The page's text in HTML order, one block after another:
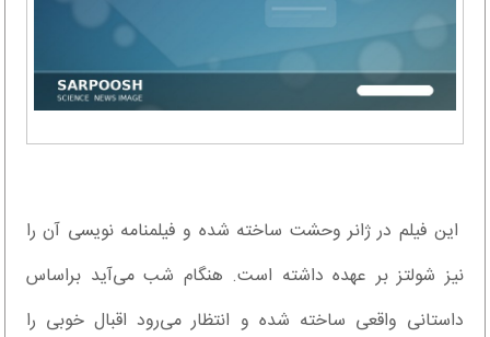
این فیلم در ژانر وحشت ساخته شده و فیلمنامه نویسی آن را
نیز شولتز بر عهده داشته است. هنگام شب می‌آید براساس
داستانی واقعی ساخته شده و انتظار می‌رود اقبال خوبی را